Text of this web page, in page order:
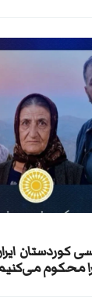
کوردستان
محکوم